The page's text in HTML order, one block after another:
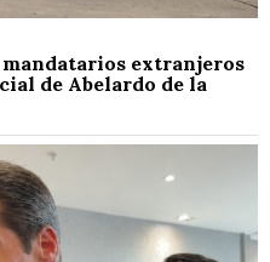
extranjeros
de Abelardo de la